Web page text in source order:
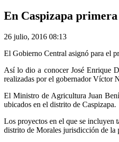
En Caspizapa
26 julio, 2016 08:13
El Gobierno Central asignó para el
Así lo dio a conocer José Enrique
realizadas por el gobernador Víctor
El Ministro de Agricultura Juan
ubicados en el distrito de Caspizapa.
Los proyectos en el que se incluyen
distrito de Morales jurisdicción de la